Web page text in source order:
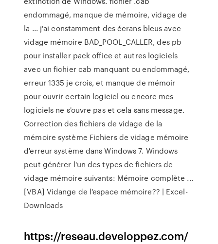
endommagé, manque de mémoire, vidage de
la ... j'ai constamment des écrans bleus avec
vidage mémoire BAD_POOL_CALLER, des pb
pour installer pack office et autres logiciels
avec un fichier cab manquant ou endommagé,
erreur 1335 je crois, et manque de mémoir
pour ouvrir certain logiciel ou encore mes
logiciels ne s'ouvre pas et cela sans message.
Correction des fichiers de vidage de la
mémoire système Fichiers de vidage mémoire
d'erreur système dans Windows 7. Windows
peut générer l'un des types de fichiers de
vidage mémoire suivants: Mémoire complète ...
[VBA] Vidange de l'espace mémoire?? | Excel-
Downloads
https://reseau.developpez.com/